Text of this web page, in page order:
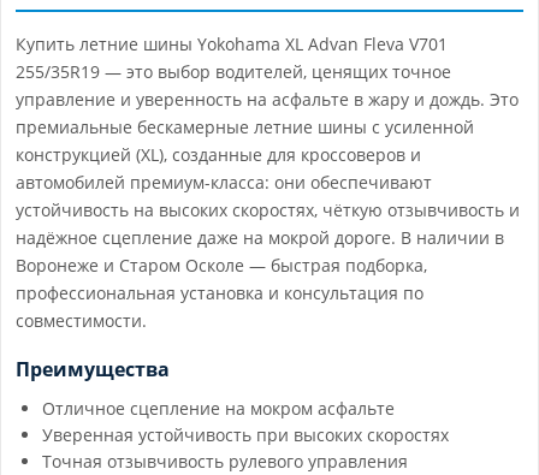
Купить летние шины Yokohama XL Advan Fleva V701
255/35R19 — это выбор водителей, ценящих точное
управление и уверенность на асфальте в жару и дождь. Это
премиальные бескамерные летние шины с усиленной
конструкцией (XL), созданные для кроссоверов и
автомобилей премиум-класса: они обеспечивают
устойчивость на высоких скоростях, чёткую отзывчивость и
надёжное сцепление даже на мокрой дороге. В наличии в
Воронеже и Старом Осколе — быстрая подборка,
профессиональная установка и консультация по
совместимости.
Преимущества
Отличное сцепление на мокром асфальте
Уверенная устойчивость при высоких скоростях
Точная отзывчивость рулевого управления